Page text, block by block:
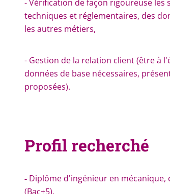
- Vérification de façon rigoureuse les
techniques et réglementaires, des
les autres métiers,
- Gestion de la relation client (être à
données de base nécessaires,
proposées).
Profil recherché
- Diplôme d'ingénieur en
(Bac+5).